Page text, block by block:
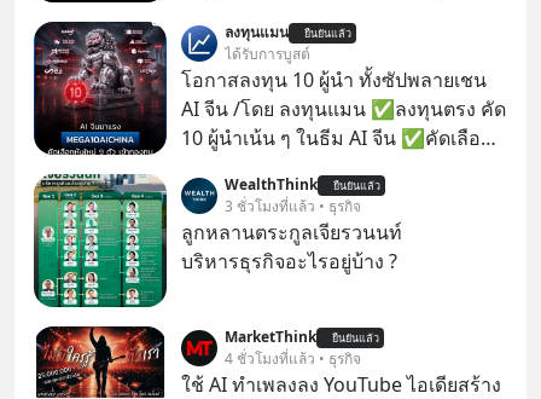
ภาษี หลายคนมักได้รับคำแนะนำให้
ลงทุนใน RMF เพราะนอกจากจะช่วยลด
หย่อนภาษีได้แล้ว ยังเป็นโอกาสในการ
สร้างความมั่งคั่งระยะยาว แต่น้อยคน
นักที่จะลงลึกว่า ถ้าลงทุนใน RMF ควรรู้
อะไรบ้าง ควรดู ตรงไหน ทำอย่างไร ถึง
จะดีกับเรา แล้วเราควรรู้ข้อมูลอะไร
เกี่ยวกับ RMF บ้าง เพื่อให้นำไปใช้ต่อได้
จริง ๆ ลงทุนแมนจะเล่าให้ฟัง
ลงทุนแมน ยืนยันแล้ว
ได้รับการบูสต์
โอกาสลงทุน 10 ผู้นำ ทั้งซัปพลายเชน
AI จีน /โดย ลงทุนแมน ✅ลงทุนตรง คัด
10 ผู้นำเน้น ๆ ในธีม AI จีน ✅คัดเลือก
เจ้าของผู้นำ AI จีน ตั้งแต่โรงงานผลิตชิป
หน่วยความจำ โมเดล AI ยันหุ่นยนต์
✅ได้การรับยกเว้นภาษี Capital Gain
ตามกฎหมายภาษีของประเทศไทย
WealthThink ยืนยันแล้ว
3 ชั่วโมงที่แล้ว • ธุรกิจ
ลูกหลานตระกูลเจียรวนนท์
บริหารธุรกิจอะไรอยู่บ้าง ?
MarketThink ยืนยันแล้ว
4 ชั่วโมงที่แล้ว • ธุรกิจ
ใช้ AI ทำเพลงลง YouTube ไอเดียสร้าง